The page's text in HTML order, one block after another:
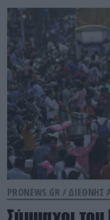
PRONEWS.GR / ΔΙΕΘΝΗΣ